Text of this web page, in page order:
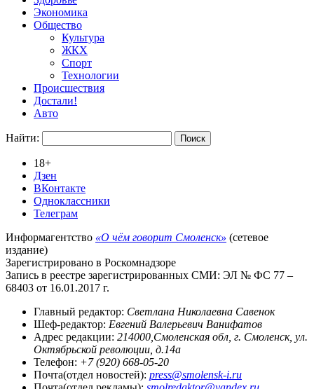
Экономика
Общество
Культура
ЖКХ
Спорт
Технологии
Происшествия
Достали!
Авто
Найти:
18+
Дзен
ВКонтакте
Одноклассники
Телеграм
Информагентство «О чём говорит Смоленск» (сетевое
издание)
Зарегистрировано в Роскомнадзоре
Запись в реестре зарегистрированных СМИ: ЭЛ № ФС 77 –
68403 от 16.01.2017 г.
Главный редактор: Светлана Николаевна Савенок
Шеф-редактор: Евгений Валерьевич Ванифатов
Адрес редакции: 214000,Смоленская обл, г. Смоленск, ул.
Октябрьской революции, д.14а
Телефон: +7 (920) 668-05-20
Почта(отдел новостей): press@smolensk-i.ru